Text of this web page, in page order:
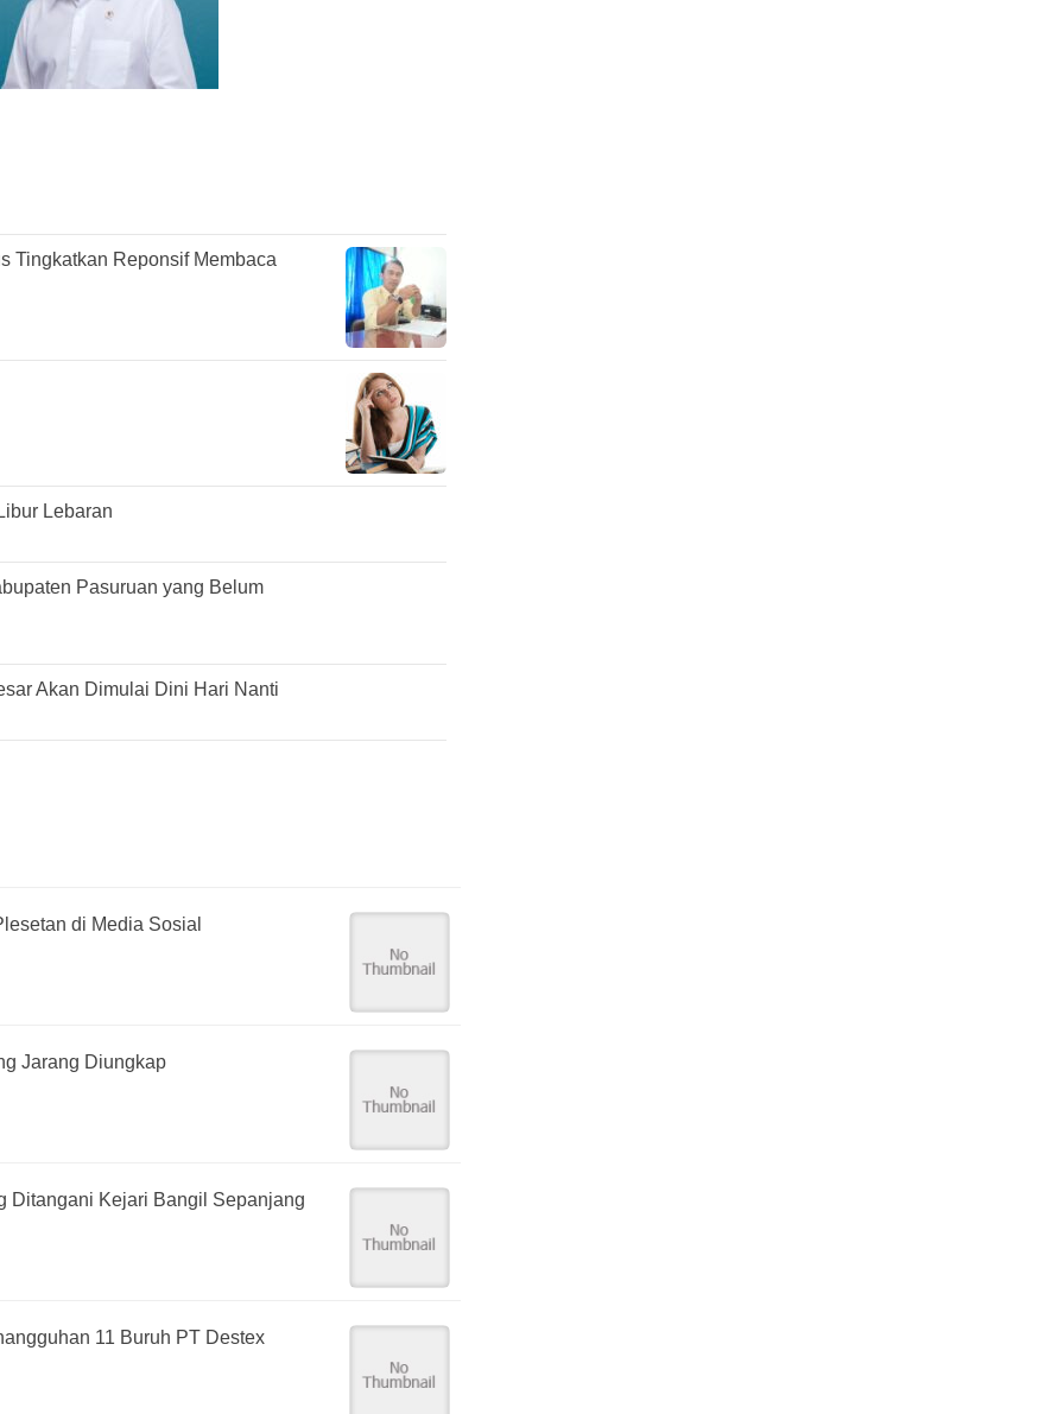
Tingkatkan Reponsif Membaca
Lebaran
Pasuruan yang Belum
Akan Dimulai Dini Hari Nanti
di Media Sosial
Jarang Diungkap
Ditangani Kejari Bangil Sepanjang
11 Buruh PT Destex